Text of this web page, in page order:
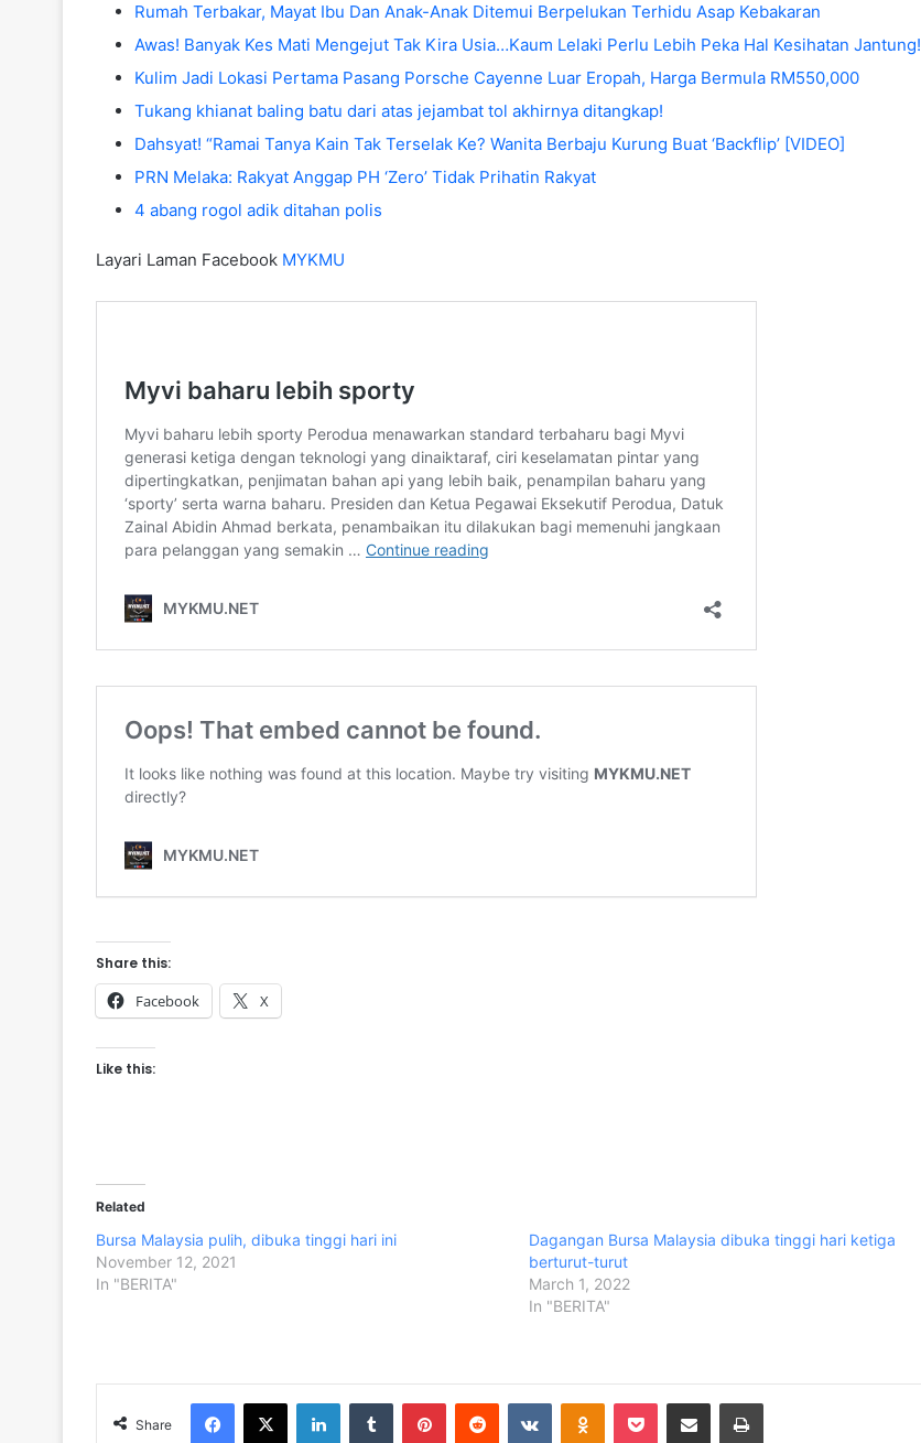
Rumah Terbakar, Mayat Ibu Dan Anak-Anak Ditemui Berpelukan Terhidu Asap Kebakaran
Awas! Banyak Kes Mati Mengejut Tak Kira Usia…Kaum Lelaki Perlu Lebih Peka Hal Kesihatan Jantung!
Kulim Jadi Lokasi Pertama Pasang Porsche Cayenne Luar Eropah, Harga Bermula RM550,000
Tukang khianat baling batu dari atas jejambat tol akhirnya ditangkap!
Dahsyat! “Ramai Tanya Kain Tak Terselak Ke? Wanita Berbaju Kurung Buat ‘Backflip’ [VIDEO]
PRN Melaka: Rakyat Anggap PH ‘Zero’ Tidak Prihatin Rakyat
4 abang rogol adik ditahan polis
Layari Laman Facebook MYKMU
Share this:
Facebook X
Like this:
Related
Bursa Malaysia pulih, dibuka tinggi hari ini
November 12, 2021
In "BERITA"
Dagangan Bursa Malaysia dibuka tinggi hari ketiga
berturut-turut
March 1, 2022
In "BERITA"
Share